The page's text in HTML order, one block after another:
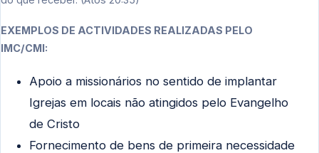
EXEMPLOS DE ACTIVIDADES REALIZADAS PELO
IMC/CMI:
Apoio a missionários no sentido de implantar
Igrejas em locais não atingidos pelo Evangelho
de Cristo
Fornecimento de bens de primeira necessidade